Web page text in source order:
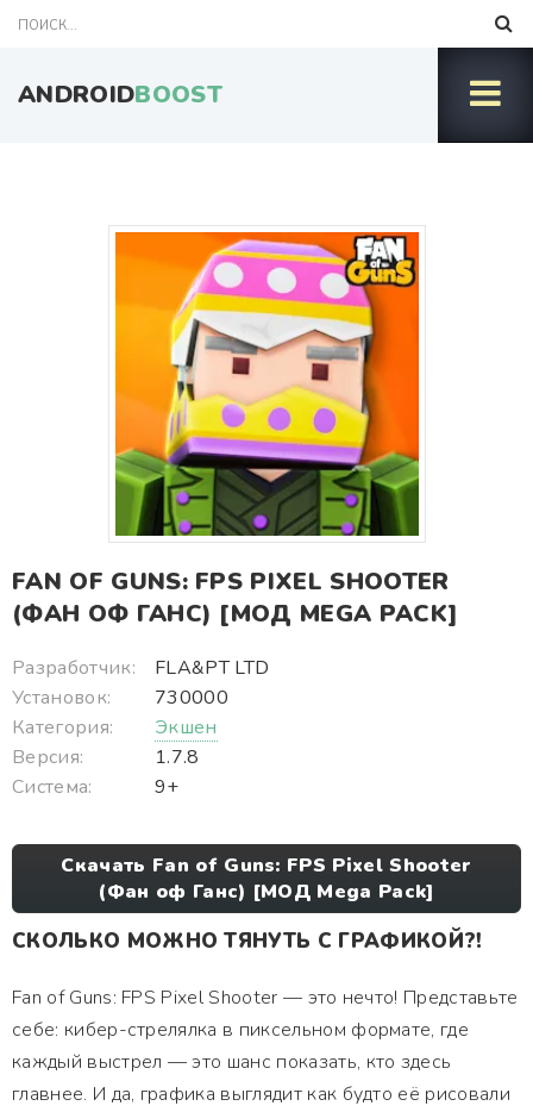
ANDROIDBOOST
FAN OF GUNS: FPS PIXEL SHOOTER
(ФАН ОФ ГАНС) [МОД MEGA PACK]
Разработчик:
FLA&PT LTD
Установок:
730000
Категория:
Экшен
Версия:
1.7.8
Система:
9+
Скачать Fan of Guns: FPS Pixel Shooter
(Фан оф Ганс) [МОД Mega Pack]
СКОЛЬКО МОЖНО ТЯНУТЬ С ГРАФИКОЙ?!
Fan of Guns: FPS Pixel Shooter — это нечто! Представьте
себе: кибер-стрелялка в пиксельном формате, где
каждый выстрел — это шанс показать, кто здесь
главнее. И да, графика выглядит как будто её рисовали